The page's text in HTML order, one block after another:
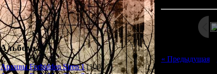
Альбомы
Архивы Forbidden Siren 1 [100]
« Предыдущая|